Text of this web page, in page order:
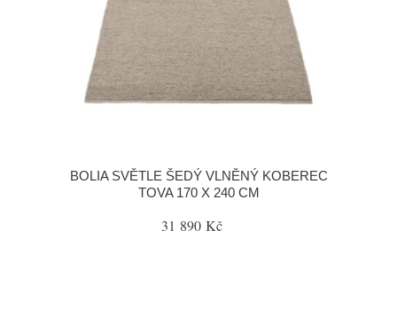
BOLIA SVĚTLE ŠEDÝ VLNĚNÝ KOBEREC
TOVA 170 X 240 CM
31 890 Kč